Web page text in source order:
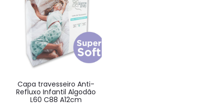
Capa travesseiro Anti-
Refluxo Infantil Algodão
L60 C88 A12cm